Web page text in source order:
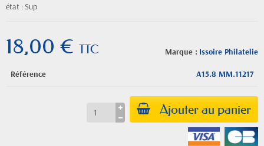
état : Sup
Marque : Issoire Philatelie
18,00 € TTC
Référence A15.8 MM.11217
Ajouter au panier